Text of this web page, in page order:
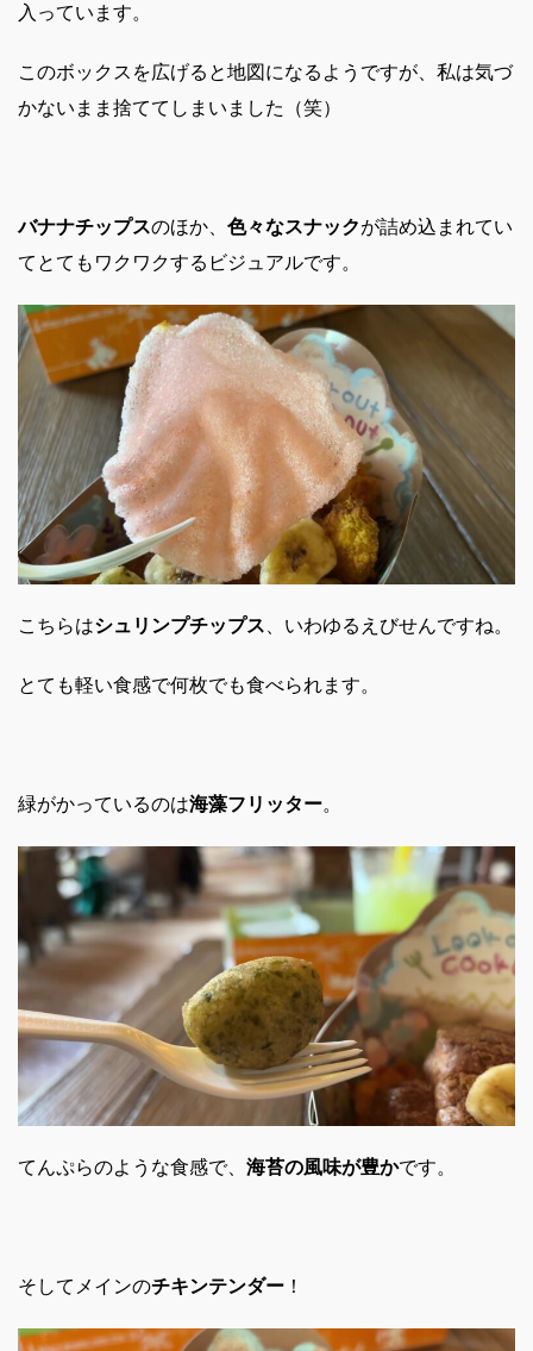
入っています。
このボックスを広げると地図になるようですが、私は気づ
かないまま捨ててしまいました（笑）
バナナチップスのほか、 色々なスナックが詰め込まれてい
てとてもワクワクするビジュアルです。
こちらはシュリンプチップス 、いわゆるえびせんですね。
とても軽い食感で何枚でも食べられます。
緑がかっているのは海藻フリッター。
てんぷらのような食感で、 海苔の風味が豊かです。
そしてメインのチキンテンダー ！